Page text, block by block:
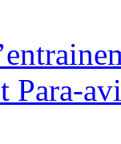
Para-